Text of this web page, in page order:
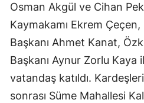
Osman Akgül ve Cihan
Kaymakamı Ekrem
Başkanı Ahmet Kanat,
Başkanı Aynur Zorlu Kaya
vatandaş katıldı.
sonrası Süme Mahallesi